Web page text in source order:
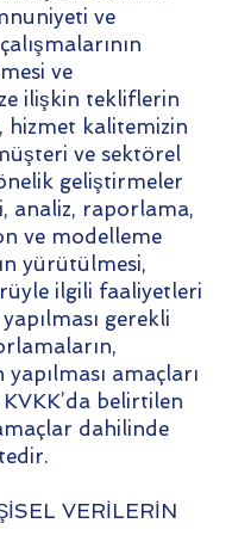
ve
ve
ilişkin tekliflerin
hizmet kalitemizin
ve sektörel
geliştirmeler
analiz, raporlama,
ve modelleme
yürütülmesi,
ilgili faaliyetleri
gerekli
amaçları
belirtilen
dahilinde
VERİLERİN